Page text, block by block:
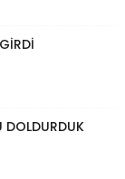
DOLDURDUK